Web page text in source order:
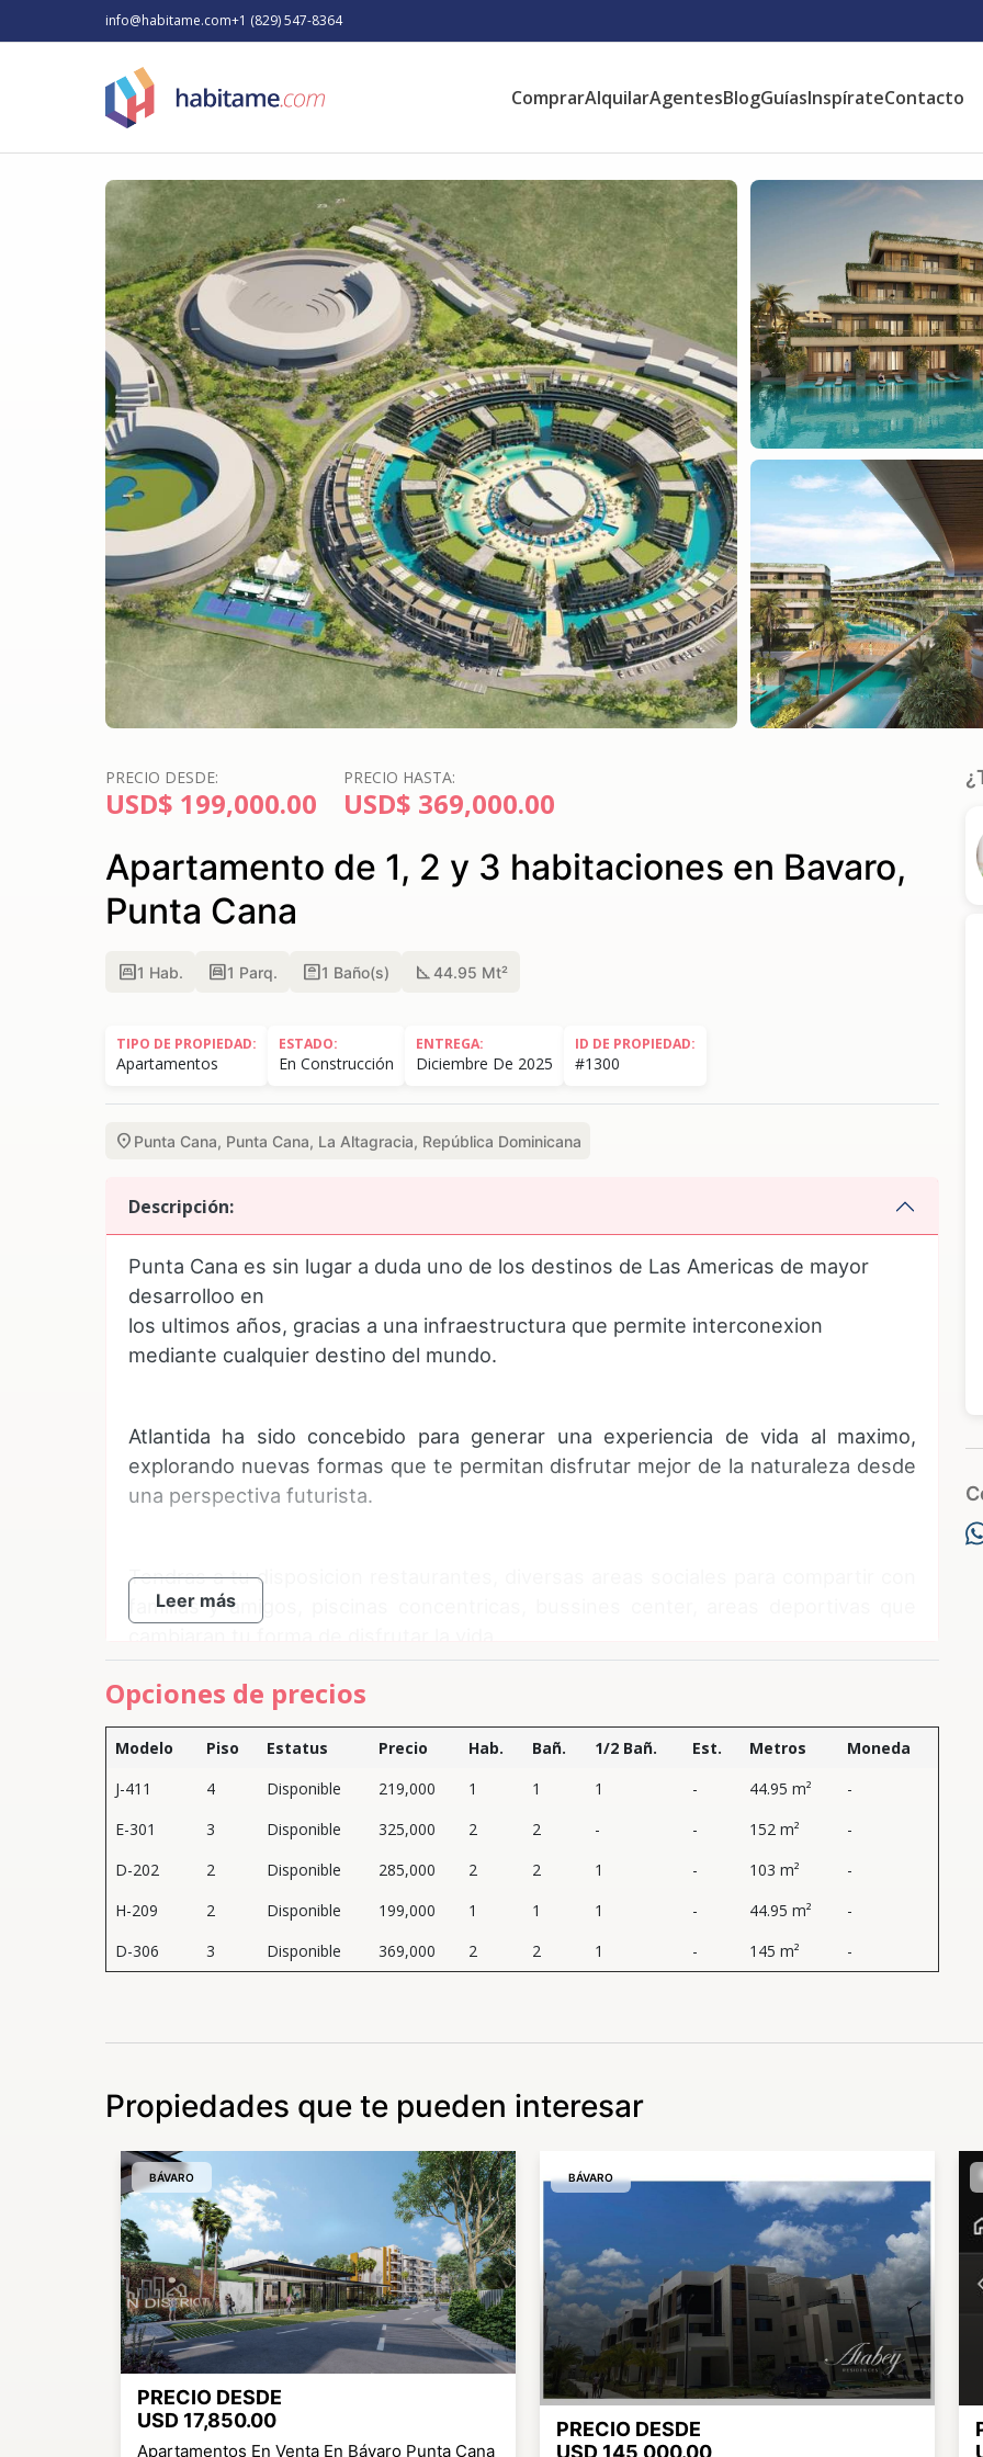
info@habitame.com+1 (829) 547-8364
ComprarAlquilarAgentesBlogGuíasInspírateContacto
PRECIO DESDE:
USD$ 199,000.00
PRECIO HASTA:
USD$ 369,000.00
Apartamento de 1, 2 y 3 habitaciones en Bavaro,
Punta Cana
bedroom_parent1 Hab. garage1 Parq. bathroom1 Baño(s) square_foot44.95 Mt²
TIPO DE PROPIEDAD:
Apartamentos
ESTADO:
En Construcción
ENTREGA:
Diciembre De 2025
ID DE PROPIEDAD:
#1300
location_on Punta Cana, Punta Cana, La Altagracia, República Dominicana
Descripción:
Punta Cana es sin lugar a duda uno de los destinos de Las Americas de mayor
desarrolloo en
los ultimos años, gracias a una infraestructura que permite interconexion
mediante cualquier destino del mundo.
Atlantida ha sido concebido para generar una experiencia de vida al maximo,
explorando nuevas formas que te permitan disfrutar mejor de la naturaleza desde
una perspectiva futurista.
Tendras a tu disposicion restaurantes, diversas areas sociales para compartir con
familias y amigos, piscinas concentricas, bussines center, areas deportivas que
AMENIDADES:
Zona deportiva.
Area commercial.
Zonas verdes.
Beach Club.
Sendero ecologico.
Restaurantes.
Canchas de tennis.
Gimnasio.
Disfruta de hermosos atardeceres desde una
terraza con vistas panoramicas, facilidad de acceso a traves de elevadores en
los diferentes bloques.
Leer más
Opciones de precios
Modelo Piso Estatus Precio Hab. Bañ. 1/2 Bañ. Est. Metros
Moneda
J-411
4 Disponible 219,000 1 1 1 - 44.95 m²
-
E-301
3 Disponible 325,000 2 2 - - 152 m²
-
D-202
2 Disponible 285,000 2 2 1 - 103 m²
-
H-209
2 Disponible 199,000 1 1 1 - 44.95 m²
-
D-306
3 Disponible 369,000 2 2 1 - 145 m² -
Propiedades que te pueden interesar
BÁVARO
PRECIO DESDE
USD 17,850.00
Apartamentos En Venta En Bávaro Punta Cana
BÁVARO
PRECIO DESDE
USD 145,000.00